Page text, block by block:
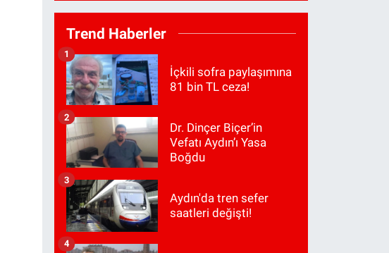
Trend Haberler
İçkili sofra paylaşımına
81 bin TL ceza!
1
Dr. Dinçer Biçer’in
Vefatı Aydın’ı Yasa
Boğdu
2
Aydın'da tren sefer
saatleri değişti!
3
4